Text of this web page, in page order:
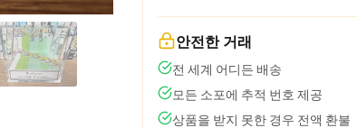
안전한 거래
전 세계 어디든 배송
모든 소포에 추적 번호 제공
상품을 받지 못한 경우 전액 환불